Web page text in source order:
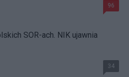
96
SOR-ach. NIK ujawnia
34